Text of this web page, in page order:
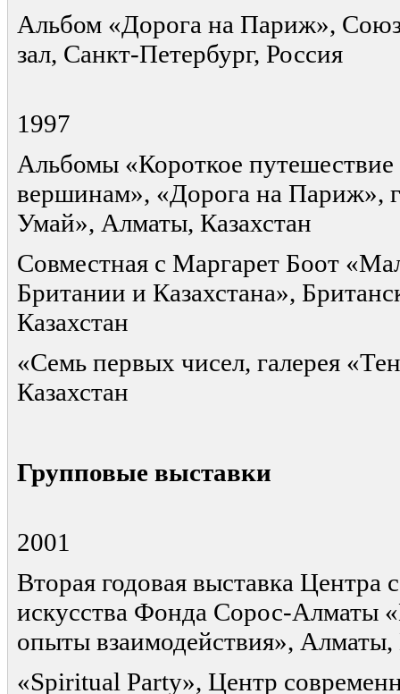
Альбом «Дорога на Париж»,
зал, Санкт-Петербург, Россия
1997
Альбомы «Короткое
вершинам», «Дорога на Париж»,
Умай», Алматы, Казахстан
Совместная с Маргарет Боот
Британии и Казахстана»,
Казахстан
«Семь первых чисел, галерея
Казахстан
Групповые выставки
2001
Вторая годовая выставка Центра
искусства Фонда Сорос-Алматы
опыты взаимодействия», Алматы,
«Spiritual Party», Центр